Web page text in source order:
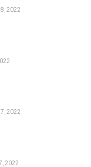
2022
2022
2022